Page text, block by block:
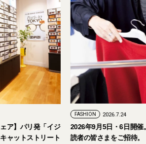
【おしゃれな大人のアイウェア】パリ発「イ
ピジ」が国内初の旗艦店をキャットストリー